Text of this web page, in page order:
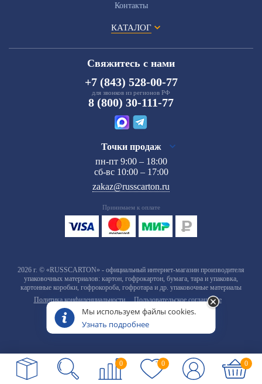
0 0 0
Контакты
КАТАЛОГ
Свяжитесь с нами
+7 (843) 528-00-77
для звонков из регионов РФ
8 (800) 30-111-77
Точки продаж
пн-пт 9:00 – 18:00
сб-вс 10:00 – 17:00
zakaz@russcarton.ru
Принимаем к оплате
2026 г. © «RUSSCARTON» - официальный интернет-магазин производителя
упаковочных материалов: картон, гофрокартон, бумага, тара и упаковка,
картонные коробки, гофрокороба, гофротара и др. упаковочные материалы
Политика конфиденциальности
Пользовательское соглашение
Мы используем файлы cookies.
Узнать подробнее